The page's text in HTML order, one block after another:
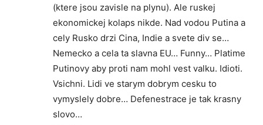
(ktere jsou zavisle na plynu). Ale ruskej
ekonomickej kolaps nikde. Nad vodou Putina a
cely Rusko drzi Cina, Indie a svete div se…
Nemecko a cela ta slavna EU… Funny… Platime
Putinovy aby proti nam mohl vest valku. Idioti.
Vsichni. Lidi ve starym dobrym cesku to
vymyslely dobre… Defenestrace je tak krasny
slovo…